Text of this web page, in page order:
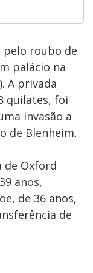
pelo roubo de
palácio na
A privada
quilates, foi
invasão a
de Blenheim,
de Oxford
anos,
de 36 anos,
de